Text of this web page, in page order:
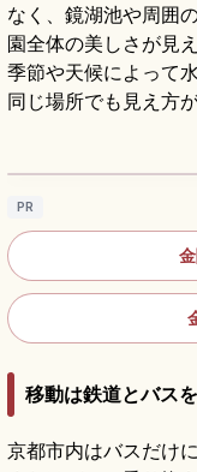
なく、鏡湖池や周囲
園全体の美しさが見
季節や天候によって
同じ場所でも見え方
金閣寺の見どころ
PR
移動は鉄道とバス
京都市内はバスだけ